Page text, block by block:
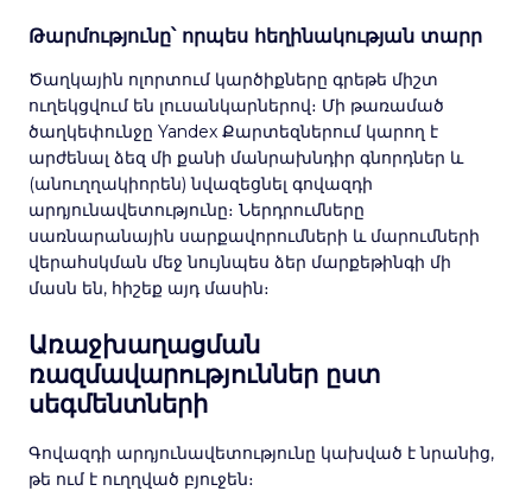
Թարմությունը՝ որպես հեղինակության տարր
Ծաղկային ոլորտում կարծիքները գրեթե միշտ
ուղեկցվում են լուսանկարներով։ Մի թառամած
ծաղկեփունջը Yandex Քարտեզներում կարող է
արժենալ ձեզ մի քանի մանրախնդիր գնորդներ և
(անուղղակիորեն) նվազեցնել գովազդի
արդյունավետությունը։ Ներդրումները
սառնարանային սարքավորումների և մարումների
վերահսկման մեջ նույնպես ձեր մարքեթինգի մի
մասն են, հիշեք այդ մասին։
Առաջխաղացման
ռազմավարություններ ըստ
սեգմենտների
Գովազդի արդյունավետությունը կախված է նրանից,
թե ում է ուղղված բյուջեն։